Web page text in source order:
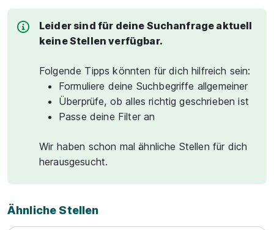
Leider sind für deine Suchanfrage aktuell
keine Stellen verfügbar.
Folgende Tipps könnten für dich hilfreich sein:
Formuliere deine Suchbegriffe allgemeiner
Überprüfe, ob alles richtig geschrieben ist
Passe deine Filter an
Wir haben schon mal ähnliche Stellen für dich
herausgesucht.
Ähnliche Stellen